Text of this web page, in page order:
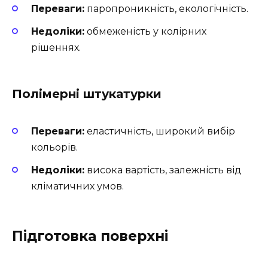
Переваги: паропроникність, екологічність.
Недоліки: обмеженість у колірних
рішеннях.
Полімерні штукатурки
Переваги: еластичність, широкий вибір
кольорів.
Недоліки: висока вартість, залежність від
кліматичних умов.
Підготовка поверхні